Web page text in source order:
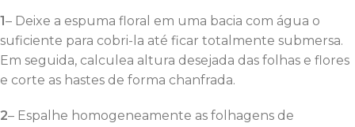
1– Deixe a espuma floral em uma bacia com água o
suficiente para cobri-la até ficar totalmente submersa.
Em seguida, calculea altura desejada das folhas e flores
e corte as hastes de forma chanfrada.
2– Espalhe homogeneamente as folhagens de